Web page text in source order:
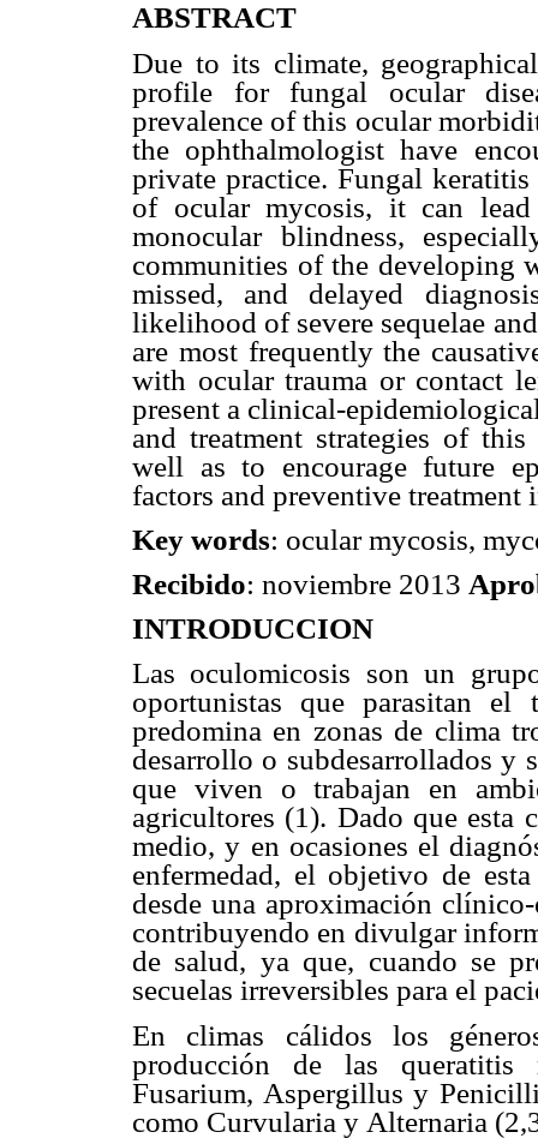
ABSTRACT
Due to its climate,
profile for fungal ocular
prevalence of this ocular
the ophthalmologist have
private practice. Fungal
of ocular mycosis, it can
monocular blindness,
communities of the developing
missed, and delayed
likelihood of severe sequelae
are most frequently the
with ocular trauma or contact
present a clinical-
and treatment strategies of this
well as to encourage future
factors and preventive treatment
Key words: ocular mycosis,
Recibido: noviembre 2013
INTRODUCCION
Las oculomicosis son un
oportunistas que parasitan el
predomina en zonas de clima
desarrollo o subdesarrollados y
que viven o trabajan en
agricultores (1). Dado que esta
medio, y en ocasiones el
enfermedad, el objetivo de
desde una aproximación
contribuyendo en divulgar
de salud, ya que, cuando se
secuelas irreversibles para el
En climas cálidos los
producción de las queratitis
Fusarium, Aspergillus y
como Curvularia y Alternaria